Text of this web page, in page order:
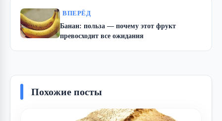
ВПЕРЁД
Банан: польза — почему этот фрукт
превосходит все ожидания
Похожие посты